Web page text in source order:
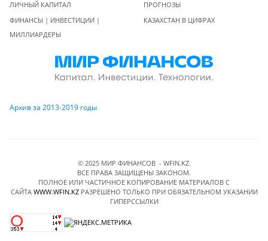
ЛИЧНЫЙ КАПИТАЛ
ФИНАНСЫ | ИНВЕСТИЦИИ |
МИЛЛИАРДЕРЫ
ПРОГНОЗЫ
КАЗАХСТАН В ЦИФРАХ
Архив за 2013-2019 годы
© 2025 МИР ФИНАНСОВ - WFIN.KZ.
ВСЕ ПРАВА ЗАЩИЩЕНЫ ЗАКОНОМ.
ПОЛНОЕ ИЛИ ЧАСТИЧНОЕ КОПИРОВАНИЕ МАТЕРИАЛОВ C
САЙТА WWW.WFIN.KZРАЗРЕШЕНО ТОЛЬКО ПРИ ОБЯЗАТЕЛЬНОМ УКАЗАНИИ
ГИПЕРССЫЛКИ